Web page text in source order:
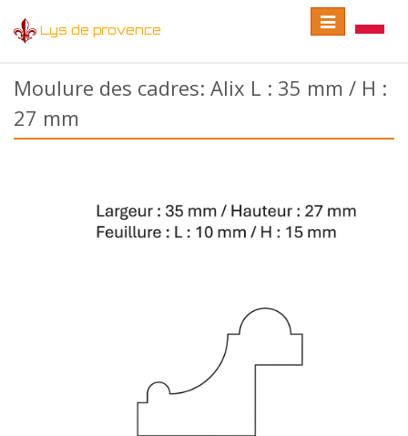
Lys de provence
Toggle
language
Toggle
navigation
Moulure des cadres: Alix L : 35 mm / H :
27 mm